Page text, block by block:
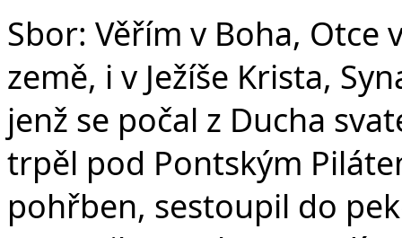
Sbor: Věřím v Boha,
země, i v Ježíše Krista,
jenž se počal z Ducha
trpěl pod Pontským
pohřben, sestoupil do